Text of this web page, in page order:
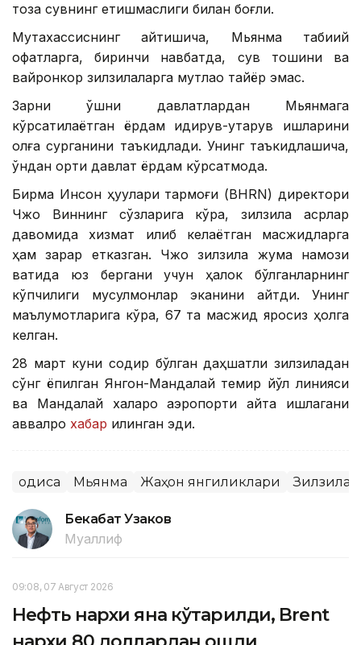
тоза сувнинг етишмаслиги билан боғлиқ.
Мутахассиснинг айтишича, Мьянма табиий
офатларга, биринчи навбатда, сув тошқини ва
вайронкор зилзилаларга мутлақо тайёр эмас.
Зарни қўшни давлатлардан Мьянмага
кўрсатилаётган ёрдам қидирув-қутқарув ишларини
олға сурганини таъкидлади. Унинг таъкидлашича,
ўндан ортиқ давлат ёрдам кўрсатмоқда.
Бирма Инсон ҳуқуқлари тармоғи (BHRN) директори
Чжо Виннинг сўзларига кўра, зилзила асрлар
давомида хизмат қилиб келаётган масжидларга
ҳам зарар етказган. Чжо зилзила жума намози
вақтида юз бергани учун ҳалок бўлганларнинг
кўпчилиги мусулмонлар эканини айтди. Унинг
маълумотларига кўра, 67 та масжид яроқсиз ҳолга
келган.
28 март куни содир бўлган даҳшатли зилзиладан
сўнг ёпилган Янгон-Мандалай темир йўл линияси
ва Мандалай халқаро аэропорти қайта ишлагани
аввалроқ хабар қилинган эди.
Ҳодиса Мьянма Жаҳон янгиликлари Зилзила
Бекабат Узаков
Муаллиф
09:08, 07 Август 2026
Нефть нархи яна кўтарилди, Brent